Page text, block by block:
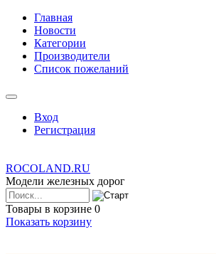
Главная
Новости
Категории
Производители
Список пожеланий
Вход
Регистрация
ROCOLAND.RU
Модели железных дорог
Товары в корзине 0
Показать корзину